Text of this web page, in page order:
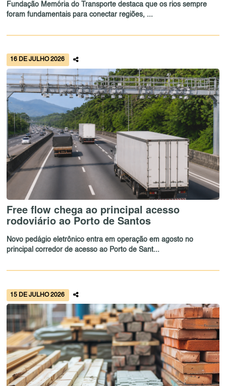
Fundação Memória do Transporte destaca que os rios sempre
foram fundamentais para conectar regiões, ...
16 DE JULHO 2026
Free flow chega ao principal acesso
rodoviário ao Porto de Santos
Novo pedágio eletrônico entra em operação em agosto no
principal corredor de acesso ao Porto de Sant...
15 DE JULHO 2026